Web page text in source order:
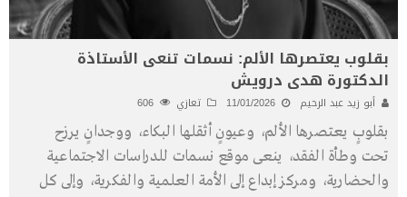
بقلوب يعتصرها الألم: نسمات تنعى الأستاذة
الدكتورة هدى درويش
أبو زيد عبد الرحيم 11/01/2026 تعازي
بقلوبٍ يعتصرها الألم، وعيونٍ أثقلها البكاء، ووجدانٍ يرزح
تحت وطأة الفقد، ينعى موقع نسمات للدراسات الاجتماعية
والحضارية، ومركز إبداع إلى الأمة العلمية والفكرية، وإلى كل